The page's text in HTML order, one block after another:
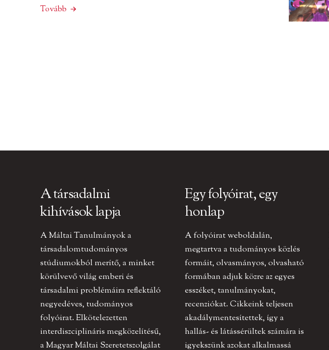
Tovább
A társadalmi
kihívások lapja
A Máltai Tanulmányok a
társadalomtudományos
stúdiumokból merítő, a minket
körülvevő világ emberi és
társadalmi problémáira reflektáló
negyedéves, tudományos
folyóirat. Elkötelezetten
interdiszciplináris megközelítésű,
a Magyar Máltai Szeretetszolgálat
Egy folyóirat, egy
honlap
A folyóirat weboldalán,
megtartva a tudományos közlés
formáit, olvasmányos, olvasható
formában adjuk közre az egyes
esszéket, tanulmányokat,
recenziókat. Cikkeink teljesen
akadálymentesítettek, így a
hallás- és látássérültek számára is
igyekszünk azokat alkalmassá